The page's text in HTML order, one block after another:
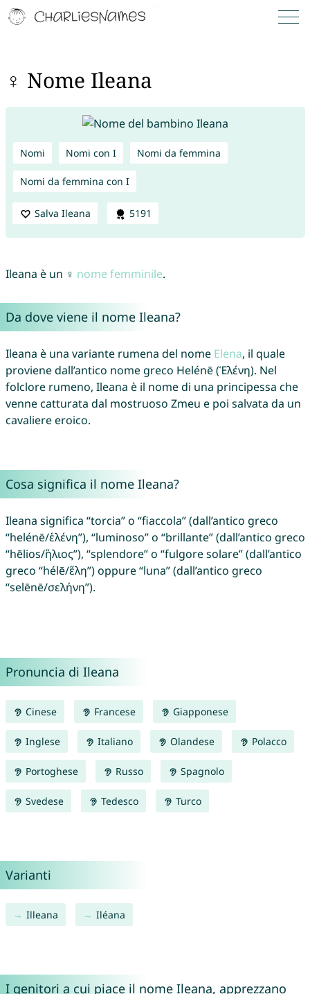
♀ Nome Ileana
Nomi Nomi con I Nomi da femmina
Nomi da femmina con I
Salva Ileana 5191
Ileana è un ♀ nome femminile.
Da dove viene il nome Ileana?
Ileana è una variante rumena del nome Elena, il quale
proviene dall’antico nome greco Helénē (Ἑλένη). Nel
folclore rumeno, Ileana è il nome di una principessa che
venne catturata dal mostruoso Zmeu e poi salvata da un
cavaliere eroico.
Cosa significa il nome Ileana?
Ileana significa “torcia” o “fiaccola” (dall’antico greco
“helénē/ἑλένη”), “luminoso” o “brillante” (dall’antico greco
“hēlios/ἥλιος”), “splendore” o “fulgore solare” (dall’antico
greco “hélē/ἕλη”) oppure “luna” (dall’antico greco
“selēnē/σελήνη”).
Pronuncia di Ileana
Cinese Francese Giapponese
Inglese Italiano Olandese Polacco
Portoghese Russo Spagnolo
Svedese Tedesco Turco
Varianti
Illeana Iléana
I genitori a cui piace il nome Ileana, apprezzano